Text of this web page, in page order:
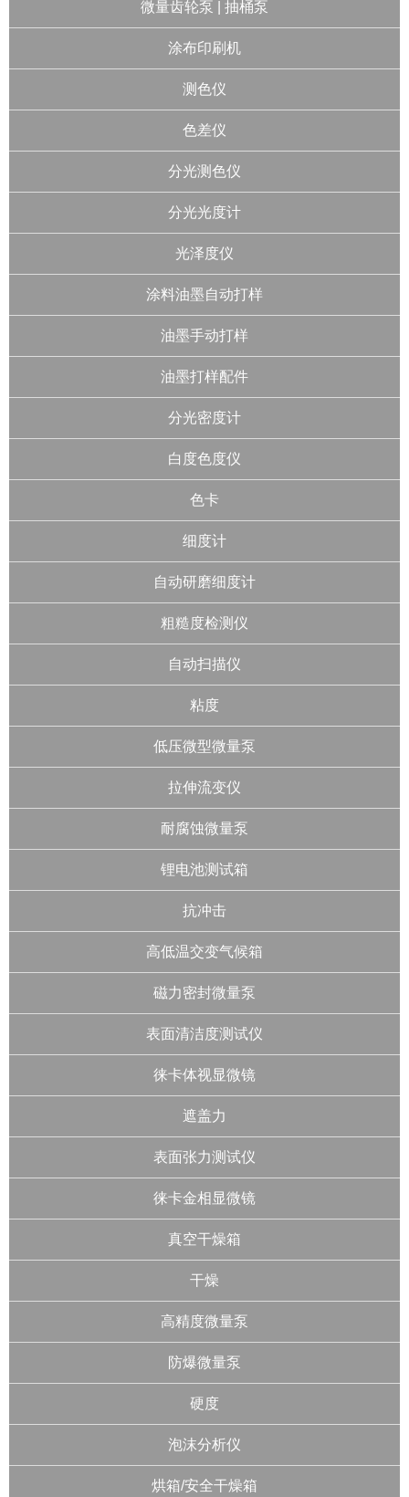
微量齿轮泵 | 抽桶泵
涂布印刷机
测色仪
色差仪
分光测色仪
分光光度计
光泽度仪
涂料油墨自动打样
油墨手动打样
油墨打样配件
分光密度计
白度色度仪
色卡
细度计
自动研磨细度计
粗糙度检测仪
自动扫描仪
粘度
低压微型微量泵
拉伸流变仪
耐腐蚀微量泵
锂电池测试箱
抗冲击
高低温交变气候箱
磁力密封微量泵
表面清洁度测试仪
徕卡体视显微镜
遮盖力
表面张力测试仪
徕卡金相显微镜
真空干燥箱
干燥
高精度微量泵
防爆微量泵
硬度
泡沫分析仪
烘箱/安全干燥箱